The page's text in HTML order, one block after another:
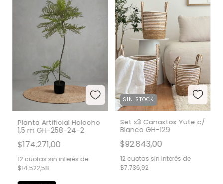
Planta Artificial Helecho
1,5 m GH-258-24-2
$174.271,00
12 cuotas sin interés de
$14.522,58
SIN STOCK
Set x3 Canastos Yute c/
Blanco GH-129
$92.843,00
12 cuotas sin interés de
$7.736,92